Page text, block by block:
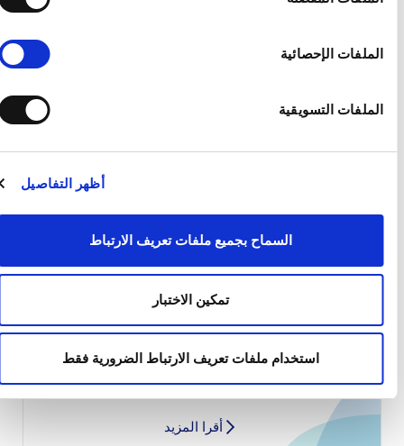
الإحصائية
التسويقية
أظهر التفاصيل
السماح بجميع ملفات تعريف الارتباط
تمكين الاختبار
استخدام ملفات تعريف الارتباط الضرورية فقط
المتابعة الطبية لسلس البول
سلس البول هو حالة مرضية، تتنوع أسباب الإصابة به. يُعالج
سلس البول بالوسائل الطبيعية والمنتجات الخاصة بسلس
البول أو الأدوية المناسبة أو الجراحة، ويتوقف ذلك على شدة
الحالة. فيجب على من يعانون من سلس البول، إجراء
الطبيب. وبشكل عام، ينبغي تكرار تلك الفحوصات بشكل
دوري (مرتين أو مرة […]
أقرا المزيد